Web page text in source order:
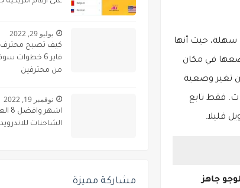
حيت أنها
في مكان
تغير وضعية
فقط تابع
قليلا.
جاهز
يوليو 29, 2022
كيف تصبح محترف
فاير 6 خطوات
من محترفين
نوفمبر 19, 2022
الشاحنات
مشاركة مميزة